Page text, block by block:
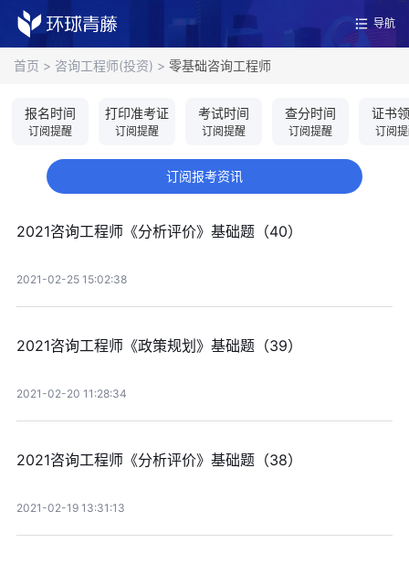
导航
首页 > 咨询工程师(投资) > 零基础咨询工程师
报名时间
订阅提醒
打印准考证
订阅提醒
考试时间
订阅提醒
查分时间
订阅提醒
证书
订阅
订阅报考资讯
2021咨询工程师《分析评价》基础题（40）
2021-02-25 15:02:38
2021咨询工程师《政策规划》基础题（39）
2021-02-20 11:28:34
2021咨询工程师《分析评价》基础题（38）
2021-02-19 13:31:13